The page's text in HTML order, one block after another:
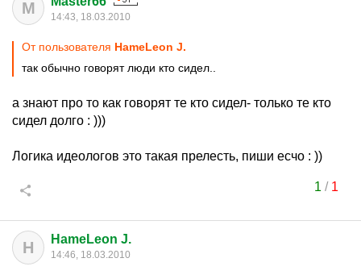
M 14:43, 18.03.2010
От пользователя HameLeon J.
так обычно говорят люди кто сидел..
а знают про то как говорят те кто сидел- только те кто
сидел долго : )))
Логика идеологов это такая прелесть, пиши есчо : ))
1 / 1
H HameLeon J.
14:46, 18.03.2010